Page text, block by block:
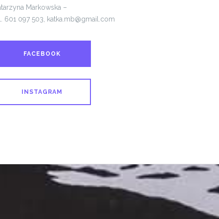
Markowska –
601 097 503, katka.mb@gmail.com
FACEBOOK
INSTAGRAM